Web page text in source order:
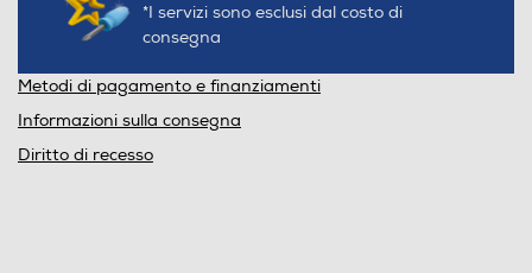
*I servizi sono esclusi dal costo di
consegna
Metodi di pagamento e finanziamenti
Informazioni sulla consegna
Diritto di recesso